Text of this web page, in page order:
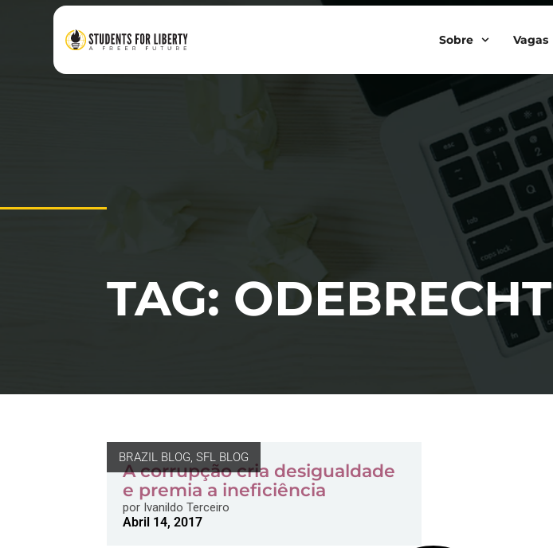
Sobre Vagas
TAG: ODEBRECHT
BRAZIL BLOG,SFL BLOG
A corrupção cria desigualdade
e premia a ineficiência
por Ivanildo Terceiro
Abril 14, 2017